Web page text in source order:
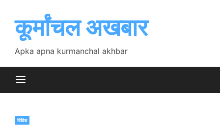
contentकूर्मांचल अखबार
Apka apna kurmanchal akhbar
विविध